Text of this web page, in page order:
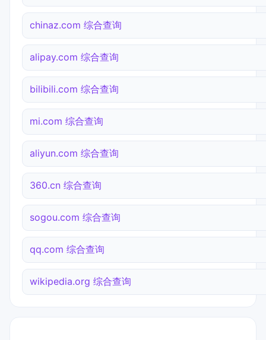
chinaz.com 综合查询
alipay.com 综合查询
bilibili.com 综合查询
mi.com 综合查询
aliyun.com 综合查询
360.cn 综合查询
sogou.com 综合查询
qq.com 综合查询
wikipedia.org 综合查询